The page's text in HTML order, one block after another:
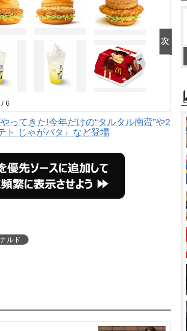
/ 6
ってきた!今年だけの“タルタル南蛮”や2
ト じゃがバタ』など登場
ルド